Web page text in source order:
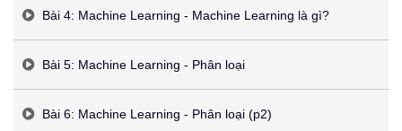
Bài 4: Machine Learning - Machine Learning là gì?
Bài 5: Machine Learning - Phân loại
Bài 6: Machine Learning - Phân loại (p2)